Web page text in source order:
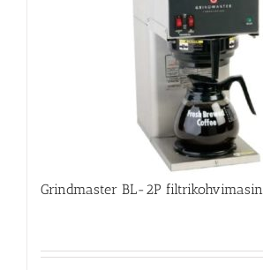
Grindmaster BL-2P filtrikohvimasin